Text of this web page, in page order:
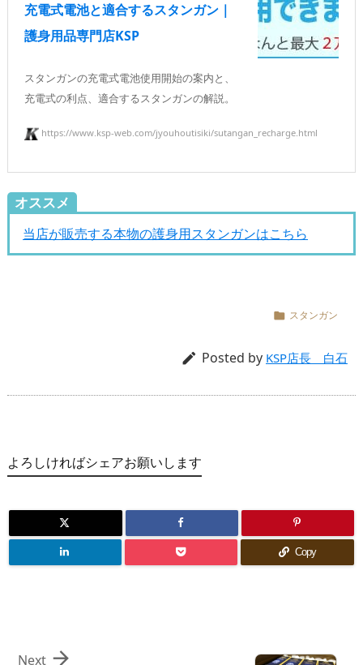
充電式電池と適合するスタンガン｜
護身用品専門店KSP
スタンガンの充電式電池使用開始の案内と、
充電式の利点、適合するスタンガンの解説。
https://www.ksp-web.com/jyouhoutisiki/sutangan_recharge.html
オススメ
当店が販売する本物の護身用スタンガンはこちら
 スタンガン
 Posted by KSP店長 白石
よろしければシェアお願いします
Copy

Next